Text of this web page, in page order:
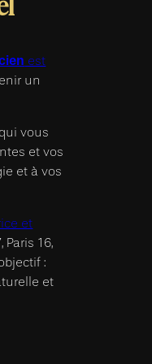
est
un
vous
et vos
et à vos
et
16,
:
et